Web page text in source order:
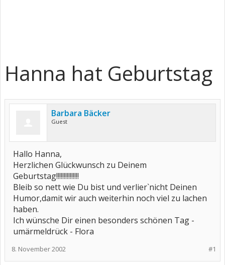
Hanna hat Geburtstag
Barbara Bäcker
Guest
Hallo Hanna,
Herzlichen Glückwunsch zu Deinem
Geburtstag!!!!!!!!!!!!!!!
Bleib so nett wie Du bist und verlier`nicht Deinen
Humor,damit wir auch weiterhin noch viel zu lachen
haben.
Ich wünsche Dir einen besonders schönen Tag -
umärmeldrück - Flora
#1
8. November 2002